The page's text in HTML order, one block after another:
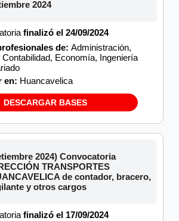
2024
finalizó el 24/09/2024
de: Administración,
Economía, Ingeniería
en: Huancavelica
DESCARGAR BASES
2024) Convocatoria
TRANSPORTES
de contador, bracero,
y otros cargos
finalizó el 17/09/2024